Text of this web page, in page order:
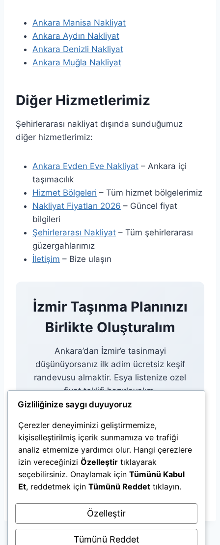
Ankara Manisa Nakliyat
Ankara Aydın Nakliyat
Ankara Denizli Nakliyat
Ankara Muğla Nakliyat
Diğer Hizmetlerimiz
Şehirlerarası nakliyat dışında sunduğumuz
diğer hizmetlerimiz:
Ankara Evden Eve Nakliyat – Ankara içi
taşımacılık
Hizmet Bölgeleri – Tüm hizmet bölgelerimiz
Nakliyat Fiyatları 2026 – Güncel fiyat
bilgileri
Şehirlerarası Nakliyat – Tüm şehirlerarası
güzergahlarımız
İletişim – Bize ulaşın
İzmir Taşınma Planınızı
Birlikte Oluşturalım
Ankara’dan İzmir’e tasinmayi
düşünüyorsanız ilk adim ücretsiz keşif
randevusu almaktir. Esya listenize ozel
fiyat teklifi hazırlayalım.
Hemen Arayın: 0555 886
64 13
Hafta ici 07:00-22:00 | Hafta sonu 08:00-20:00
Gizliliğinize saygı duyuyoruz
Çerezler deneyiminizi geliştirmemize,
kişiselleştirilmiş içerik sunmamıza ve trafiği
analiz etmemize yardımcı olur. Hangi çerezlere
izin vereceğinizi Özelleştir tıklayarak
seçebilirsiniz. Onaylamak için Tümünü Kabul
Et, reddetmek için Tümünü Reddet tıklayın.
Özelleştir
Tümünü Reddet